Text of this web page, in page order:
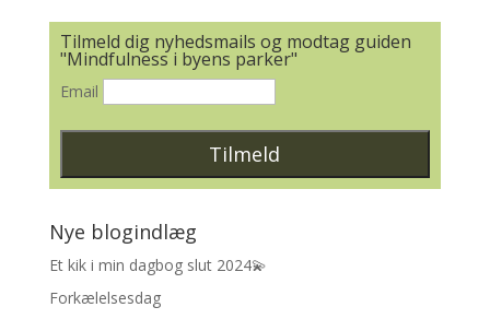
Tilmeld dig nyhedsmails og modtag guiden
"Mindfulness i byens parker"
Email
Nye blogindlæg
Et kik i min dagbog slut 2024💫
Forkælelsesdag